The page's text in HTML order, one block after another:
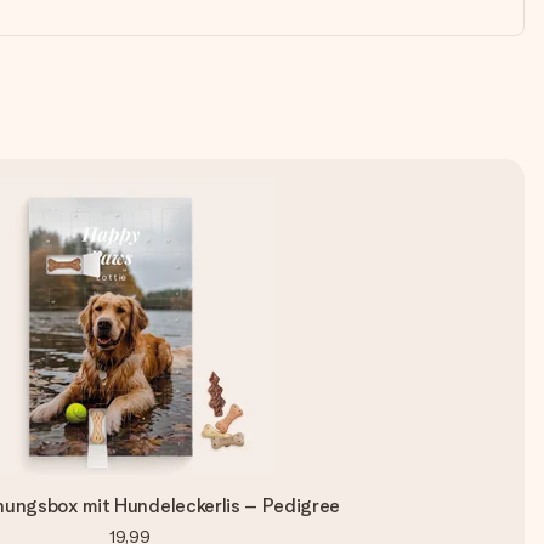
mit Hundeleckerlis – Pedigree
19,99